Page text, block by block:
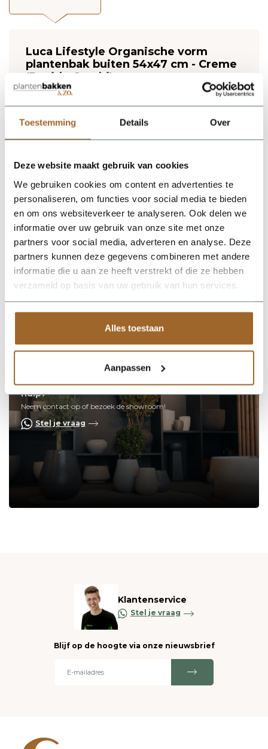
Toestemming Details Over
Deze website maakt gebruik van cookies
We gebruiken cookies om content en advertenties te
personaliseren, om functies voor social media te bieden
en om ons websiteverkeer te analyseren. Ook delen we
informatie over uw gebruik van onze site met onze
partners voor social media, adverteren en analyse. Deze
partners kunnen deze gegevens combineren met andere
informatie die u aan ze heeft verstrekt of die ze hebben
verzameld op basis van uw gebruik van hun services.
Alles toestaan
Aanpassen
Luca Lifestyle Organische vorm
plantenbak buiten 54x47 cm - Creme
(Ruvido Combi)
Lichtgewicht plantenbak. Vorstbestendig en UV
Wij leveren rechtstreeks vanuit het magazijn van
Luca Lifestyle. Mocht het product niet op voorraad
zijn, nemen we contact met je op.
sfeer, volume en een verzorgde uitstraling in elke ruimte.
Dankzij de designvorm krijgt deze plantenbak een herkenbaar
silhouet dat mooi combineert met zowel moderne als
natuurlijke interieurs. De kleur zand geeft het ontwerp een
rustige, stijlvolle basis en laat groen extra goed tot zijn recht
komen. Het buitenformaat is 54 x 54 x 47 cm, waardoor de bak
voldoende aanwezigheid heeft zonder zijn elegante vorm te
verliezen. Praktische kenmerken: plantgat Ø36 en inhoud 72
liter. De afwerking in fiberglas zorgt voor een luxe look en
maakt deze plantenbak geschikt voor styling in huis, op
Op zoek naar een vakkundige
hulp?
Neem contact op of bezoek de showroom!
Stel je vraag
Klantenservice
Stel je vraag
Blijf op de hoogte via onze nieuwsbrief